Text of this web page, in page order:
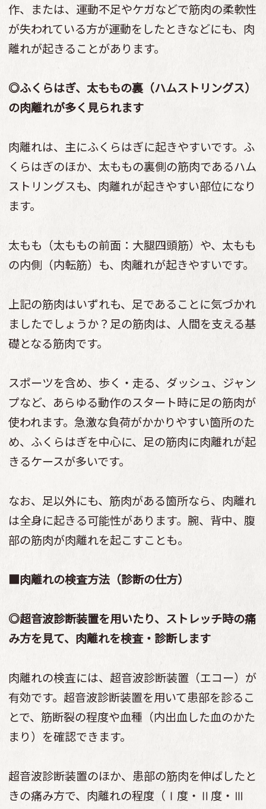
作、または、運動不足やケガなどで筋肉の柔軟性
が失われている方が運動をしたときなどにも、肉
離れが起きることがあります。
◎ふくらはぎ、太ももの裏（ハムストリングス）
の肉離れが多く見られます
肉離れは、主にふくらはぎに起きやすいです。ふ
くらはぎのほか、太ももの裏側の筋肉であるハム
ストリングスも、肉離れが起きやすい部位になり
ます。
太もも（太ももの前面：大腿四頭筋）や、太もも
の内側（内転筋）も、肉離れが起きやすいです。
上記の筋肉はいずれも、足であることに気づかれ
ましたでしょうか？足の筋肉は、人間を支える基
礎となる筋肉です。
スポーツを含め、歩く・走る、ダッシュ、ジャン
プなど、あらゆる動作のスタート時に足の筋肉が
使われます。急激な負荷がかかりやすい箇所のた
め、ふくらはぎを中心に、足の筋肉に肉離れが起
きるケースが多いです。
なお、足以外にも、筋肉がある箇所なら、肉離れ
は全身に起きる可能性があります。腕、背中、腹
部の筋肉が肉離れを起こすことも。
■肉離れの検査方法（診断の仕方）
◎超音波診断装置を用いたり、ストレッチ時の痛
み方を見て、肉離れを検査・診断します
肉離れの検査には、超音波診断装置（エコー）が
有効です。超音波診断装置を用いて患部を診るこ
とで、筋断裂の程度や血種（内出血した血のかた
まり）を確認できます。
超音波診断装置のほか、患部の筋肉を伸ばしたと
きの痛み方で、肉離れの程度（Ⅰ度・Ⅱ度・Ⅲ